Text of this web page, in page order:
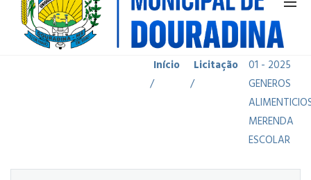
Início
/
Licitação
/
EDITAL
PREGÃO
PRESENCIAL
01 - 2025
GENEROS
MERENDA
ESCOLAR